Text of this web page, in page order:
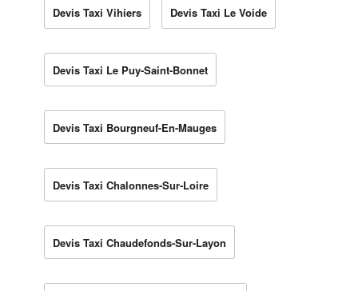
Devis Taxi Vihiers Devis Taxi Le Voide
Devis Taxi Le Puy-Saint-Bonnet
Devis Taxi Bourgneuf-En-Mauges
Devis Taxi Chalonnes-Sur-Loire
Devis Taxi Chaudefonds-Sur-Layon